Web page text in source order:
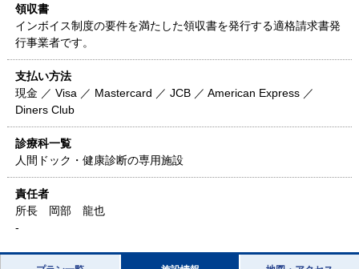
領収書
インボイス制度の要件を満たした領収書を発行する適格請求書発
行事業者です。
支払い方法
現金 ／ Visa ／ Mastercard ／ JCB ／ American Express ／
Diners Club
診療科一覧
人間ドック・健康診断の専用施設
責任者
所長 岡部 龍也
-